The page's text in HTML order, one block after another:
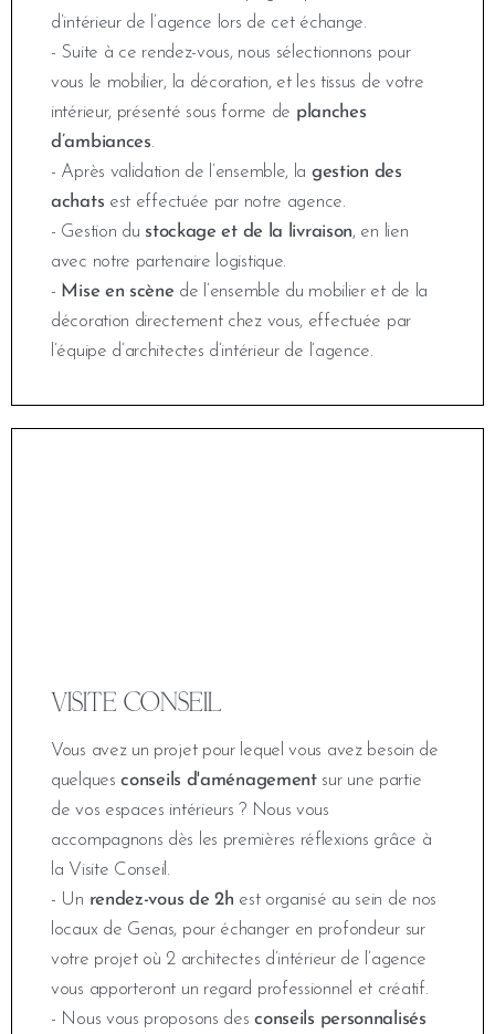
d’intérieur de l’agence lors de cet échange.
- Suite à ce rendez-vous, nous sélectionnons pour
vous le mobilier, la décoration, et les tissus de votre
intérieur, présenté sous forme de planches
d’ambiances.
- Après validation de l’ensemble, la gestion des
achats est effectuée par notre agence.
- Gestion du stockage et de la livraison, en lien
avec notre partenaire logistique.
- Mise en scène de l’ensemble du mobilier et de la
décoration directement chez vous, effectuée par
l’équipe d’architectes d’intérieur de l’agence.
VISITE CONSEIL
Vous avez un projet pour lequel vous avez besoin de
quelquesconseils d'aménagementsur une partie
de vos espaces intérieurs ? Nous vous
accompagnons dès les premières réflexions grâce à
la Visite Conseil.
- Un rendez-vous de 2h est organisé au sein de nos
locaux de Genas, pour échanger en profondeur sur
votre projet où 2 architectes d’intérieur de l’agence
vous apporteront un regard professionnel et créatif.
- Nous vous proposons desconseils personnalisés